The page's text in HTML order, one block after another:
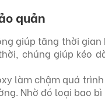
quản
giúp tăng thời
chúng giúp kéo
làm chậm quá
Nhờ đó loại bao